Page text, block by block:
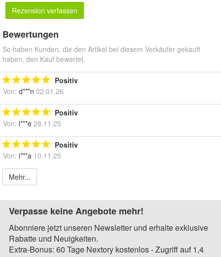
Rezension verfassen
Bewertungen
So haben Kunden, die den Artikel bei diesem Verkäufer gekauft
haben, den Kauf bewertet.
Positiv
Von: d***n 02.01.26
Positiv
Von: l***e 28.11.25
Positiv
Von: i***a 10.11.25
Mehr...
Verpasse keine Angebote mehr!
Abonniere jetzt unseren Newsletter und erhalte exklusive
Rabatte und Neuigkeiten.
Extra-Bonus: 60 Tage Nextory kostenlos - Zugriff auf 1,4